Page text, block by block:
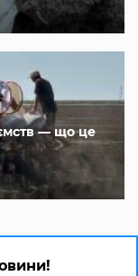
— що це